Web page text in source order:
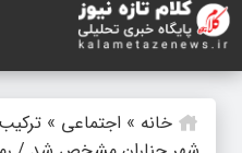
خانه » اجتماعی »